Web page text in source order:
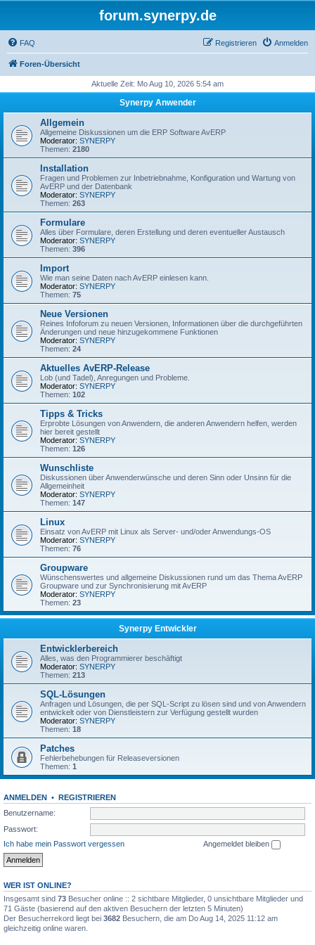
forum.synerpy.de
FAQ Anmelden
Registrieren
Foren-Übersicht
Aktuelle Zeit: Mo Aug 10, 2026 5:54 am
Synerpy Anwender
Allgemein
Allgemeine Diskussionen um die ERP Software AvERP
Moderator: SYNERPY
Themen: 2180
Installation
Fragen und Problemen zur Inbetriebnahme, Konfiguration und Wartung von
AvERP und der Datenbank
Moderator: SYNERPY
Themen: 263
Formulare
Alles über Formulare, deren Erstellung und deren eventueller Austausch
Moderator: SYNERPY
Themen: 396
Import
Wie man seine Daten nach AvERP einlesen kann.
Moderator: SYNERPY
Themen: 75
Neue Versionen
Reines Infoforum zu neuen Versionen, Informationen über die durchgeführten
Änderungen und neue hinzugekommene Funktionen
Moderator: SYNERPY
Themen: 24
Aktuelles AvERP-Release
Lob (und Tadel), Anregungen und Probleme.
Moderator: SYNERPY
Themen: 102
Tipps & Tricks
Erprobte Lösungen von Anwendern, die anderen Anwendern helfen, werden
hier bereit gestellt
Moderator: SYNERPY
Themen: 126
Wunschliste
Diskussionen über Anwenderwünsche und deren Sinn oder Unsinn für die
Allgemeinheit
Moderator: SYNERPY
Themen: 147
Linux
Einsatz von AvERP mit Linux als Server- und/oder Anwendungs-OS
Moderator: SYNERPY
Themen: 76
Groupware
Wünschenswertes und allgemeine Diskussionen rund um das Thema AvERP
Groupware und zur Synchronisierung mit AvERP
Moderator: SYNERPY
Themen: 23
Synerpy Entwickler
Entwicklerbereich
Alles, was den Programmierer beschäftigt
Moderator: SYNERPY
Themen: 213
SQL-Lösungen
Anfragen und Lösungen, die per SQL-Script zu lösen sind und von Anwendern
entwickelt oder von Dienstleistern zur Verfügung gestellt wurden
Moderator: SYNERPY
Themen: 18
Patches
Fehlerbehebungen für Releaseversionen
Themen: 1
ANMELDEN • REGISTRIEREN
Benutzername:
Passwort:
Ich habe mein Passwort vergessen
Angemeldet bleiben
WER IST ONLINE?
Insgesamt sind 73 Besucher online :: 2 sichtbare Mitglieder, 0 unsichtbare Mitglieder und
71 Gäste (basierend auf den aktiven Besuchern der letzten 5 Minuten)
Der Besucherrekord liegt bei 3682 Besuchern, die am Do Aug 14, 2025 11:12 am
gleichzeitig online waren.